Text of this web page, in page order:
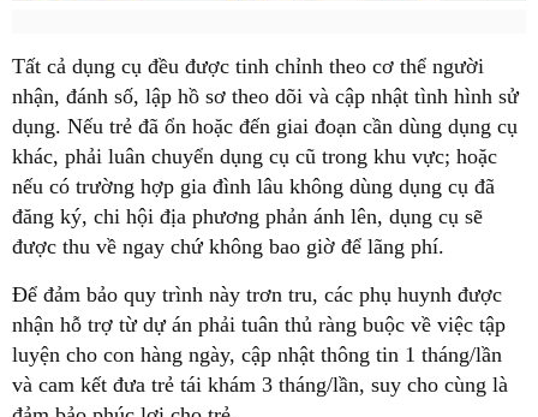
Tất cả dụng cụ đều được tinh chỉnh theo cơ thể người
nhận, đánh số, lập hồ sơ theo dõi và cập nhật tình hình sử
dụng. Nếu trẻ đã ổn hoặc đến giai đoạn cần dùng dụng cụ
khác, phải luân chuyển dụng cụ cũ trong khu vực; hoặc
nếu có trường hợp gia đình lâu không dùng dụng cụ đã
đăng ký, chi hội địa phương phản ánh lên, dụng cụ sẽ
được thu về ngay chứ không bao giờ để lãng phí.
Để đảm bảo quy trình này trơn tru, các phụ huynh được
nhận hỗ trợ từ dự án phải tuân thủ ràng buộc về việc tập
luyện cho con hàng ngày, cập nhật thông tin 1 tháng/lần
và cam kết đưa trẻ tái khám 3 tháng/lần, suy cho cùng là